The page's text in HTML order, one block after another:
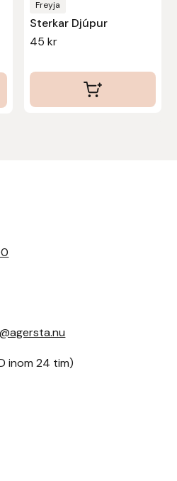
Freyja
Sterkar Djúpur
45 kr
inom 24 tim)